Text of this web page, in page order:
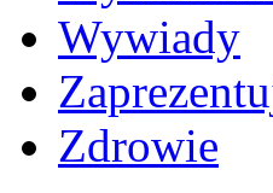
Wywiady
Zdrowie